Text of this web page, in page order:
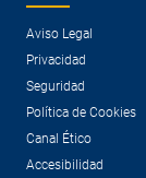
Aviso Legal
Privacidad
Seguridad
Política de Cookies
Canal Ético
Accesibilidad